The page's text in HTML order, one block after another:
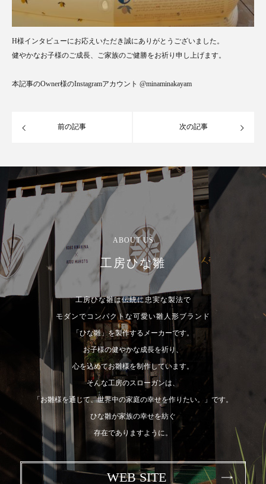
H様インタビューにお応えいただき誠にありがとうございました。
健やかなお子様のご成長、ご家族のご健勝をお祈り申し上げます。
本記事のOwner様のInstagramアカウント @minaminakayam
前の記事 次の記事
ABOUT US
工房ひな雛
工房ひな雛は伝統に忠実な製法で
モダンでコンパクトな可愛い雛人形ブランド
「ひな雛」を製作するメーカーです。
お子様の健やかな成長を祈り、
心を込めてお雛様を制作しています。
そんな工房のスローガンは、
「お雛様を通じて、世界中の家庭の幸せを作りたい。」です。
ひな雛が家族の幸せを紡ぐ
存在でありますように。
WEB SITE